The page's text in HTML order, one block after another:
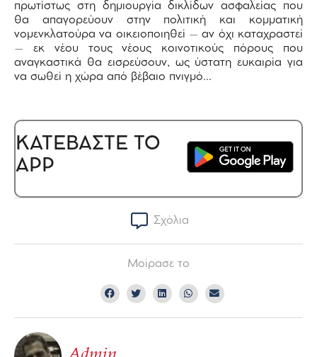
πρωτίστως στη δημιουργία δικλίδων ασφαλείας που
θα απαγορεύουν στην πολιτική και κομματική
νομενκλατούρα να οικειοποιηθεί – αν όχι καταχραστεί
– εκ νέου τους νέους κοινοτικούς πόρους που
αναγκαστικά θα εισρεύσουν, ως ύστατη ευκαιρία για
να σωθεί η χώρα από βέβαιο πνιγμό…
ΚΑΤΕΒΑΣΤΕ ΤΟ
APP
Σχόλια
Μοίρασε το